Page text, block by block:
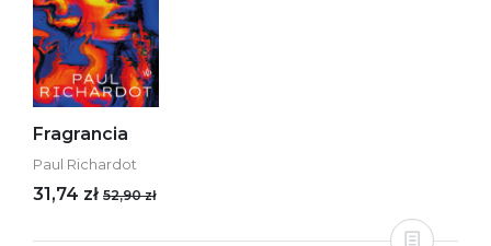
Fragrancia
Paul Richardot
31,74 zł 52,90 zł